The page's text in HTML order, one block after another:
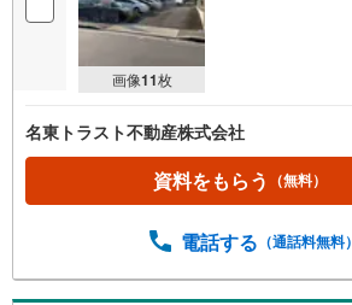
画像11枚
名東トラスト不動産株式会社
資料をもらう （無料）
電話する （通話料無料）